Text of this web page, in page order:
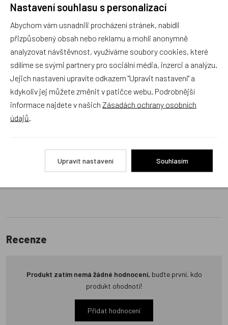
Náš sortiment dokonale známe a rádi Vám poradíme
s výběrem (Po–Pá, 10–17 hod).
Jsme tu vždy rádi pro Vás! Váš rodinný obchod
Dráček.cz
Položit dotaz
Recenze v detailu produktu a texty od zákazníků v poradně
odrážejí výhradně názory a stanoviska zákazníků. Provozovatel
Zatím zde nejsou žádné dotazy. Buďte první, kdo se zeptá!
Recenze
Produkt zatím nemá žádné hodnocení, buďte první, kdo
produkt ohodnotí!
Přidat hodnocení
Nastavení souhlasu s personalizací
Abychom vám usnadnili procházení stránek, nabídli
přizpůsobený obsah nebo reklamu a mohli anonymně
analyzovat návštěvnost, využíváme soubory cookies, které
sdílíme se svými partnery pro sociální média, inzerci a analýzu.
Jejich nastavení upravíte odkazem "Upravit nastavení" a
kdykoliv jej můžete změnit v patičce webu. Podrobnější
informace najdete v našich Zásadách ochrany osobních
údajů
Upravit nastavení Souhlasím